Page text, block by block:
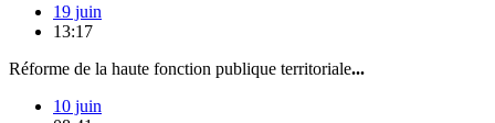
19 juin
13:17
Réforme de la haute fonction publique territoriale...
10 juin